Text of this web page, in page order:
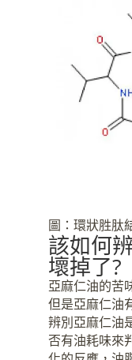
圖：環狀胜肽
該如何
壞掉了?
亞麻仁油的苦
但是亞麻仁油
辨別亞麻仁油
否有油耗味來